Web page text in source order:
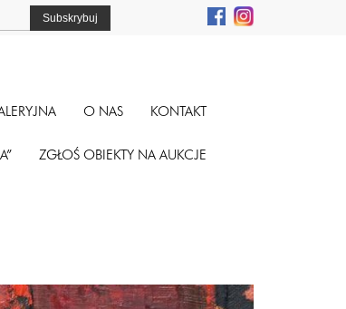
O NAS KONTAKT
ZGŁOŚ OBIEKTY NA AUKCJE